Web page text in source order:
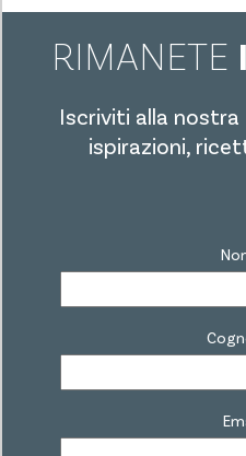
RIMANETE
Iscriviti alla
ispirazioni,